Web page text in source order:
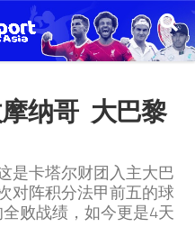
纳哥  大巴黎
是卡塔尔财团入主大巴
对阵积分法甲前五的球
败战绩，如今更是4天